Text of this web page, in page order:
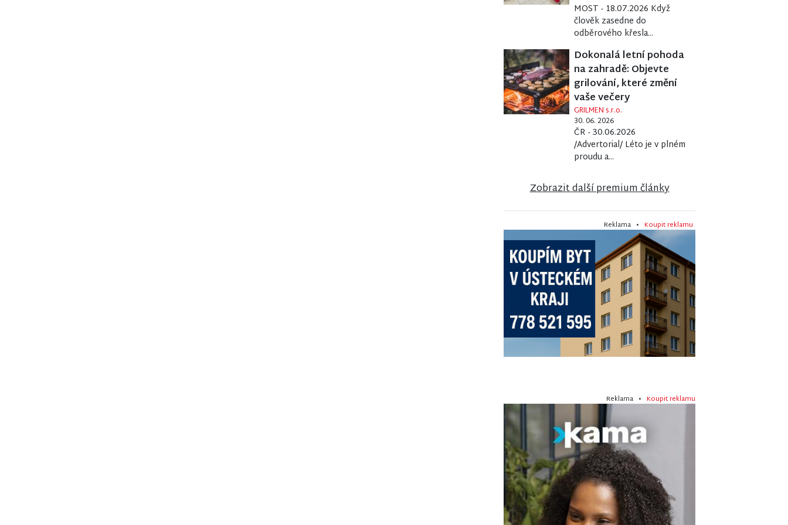
MOST - 18.07.2026 Když
člověk zasedne do
odběrového křesla...
Dokonalá letní pohoda
na zahradě: Objevte
grilování, které změní
vaše večery
GRILMEN s.r.o.
30. 06. 2026
ČR - 30.06.2026
/Advertorial/ Léto je v plném
proudu a...
Zobrazit další premium články
Reklama • Koupit reklamu
Reklama • Koupit reklamu